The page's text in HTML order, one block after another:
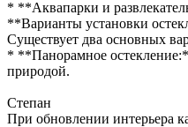
* **Аквапарки и
**Варианты установки
Существует два основных
* **Панорамное
природой.
Степан
При обновлении интерьера